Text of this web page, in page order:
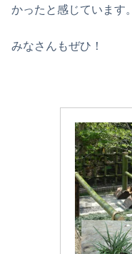
かったと感じています。
みなさんもぜひ！